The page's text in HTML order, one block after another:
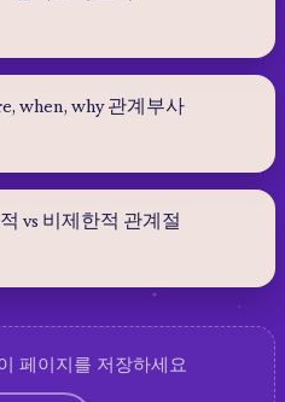
when, why 관계부사
vs 비제한적 관계절
페이지를 저장하세요